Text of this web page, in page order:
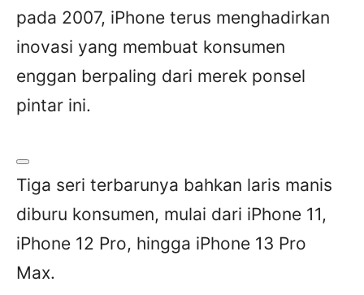
pada 2007, iPhone terus menghadirkan
inovasi yang membuat konsumen
enggan berpaling dari merek ponsel
pintar ini.
Tiga seri terbarunya bahkan laris manis
diburu konsumen, mulai dari iPhone 11,
iPhone 12 Pro, hingga iPhone 13 Pro
Max.